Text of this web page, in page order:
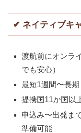
✔ ネイティブキ
渡航前にオンラ
でも安心）
最短1週間〜長
提携国11か国以
申込み〜出発ま
準備可能